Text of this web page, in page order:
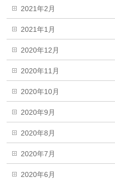
2021年2月
2021年1月
2020年12月
2020年11月
2020年10月
2020年9月
2020年8月
2020年7月
2020年6月